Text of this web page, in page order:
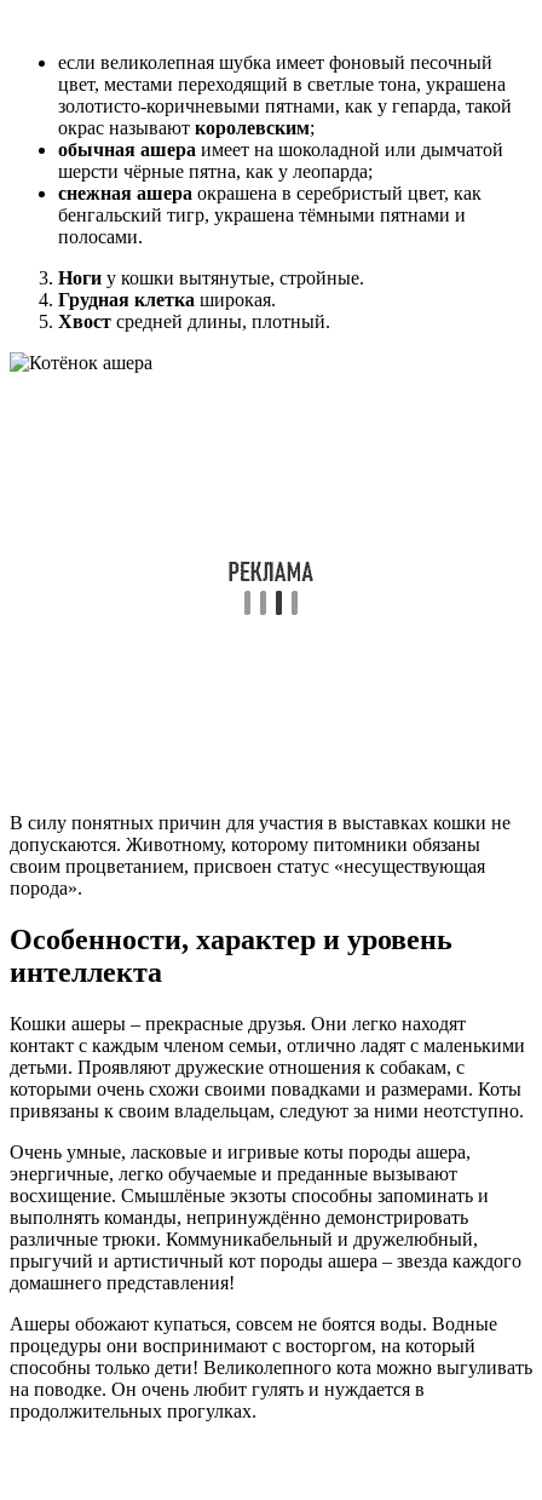
если великолепная шубка имеет фоновый песочный
цвет, местами переходящий в светлые тона, украшена
золотисто-коричневыми пятнами, как у гепарда, такой
окрас называют королевским;
обычная ашера имеет на шоколадной или дымчатой
шерсти чёрные пятна, как у леопарда;
снежная ашера окрашена в серебристый цвет, как
бенгальский тигр, украшена тёмными пятнами и
полосами.
Ноги у кошки вытянутые, стройные.
Грудная клетка широкая.
Хвост средней длины, плотный.
В силу понятных причин для участия в выставках кошки не
допускаются. Животному, которому питомники обязаны
своим процветанием, присвоен статус «несуществующая
порода».
Особенности, характер и уровень
интеллекта
Кошки ашеры – прекрасные друзья. Они легко находят
контакт с каждым членом семьи, отлично ладят с маленькими
детьми. Проявляют дружеские отношения к собакам, с
которыми очень схожи своими повадками и размерами. Коты
привязаны к своим владельцам, следуют за ними неотступно.
Очень умные, ласковые и игривые коты породы ашера,
энергичные, легко обучаемые и преданные вызывают
восхищение. Смышлёные экзоты способны запоминать и
выполнять команды, непринуждённо демонстрировать
различные трюки. Коммуникабельный и дружелюбный,
прыгучий и артистичный кот породы ашера – звезда каждого
домашнего представления!
Ашеры обожают купаться, совсем не боятся воды. Водные
процедуры они воспринимают с восторгом, на который
способны только дети! Великолепного кота можно выгуливать
на поводке. Он очень любит гулять и нуждается в
продолжительных прогулках.